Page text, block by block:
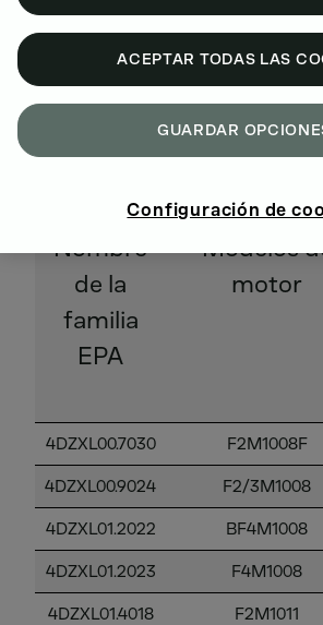
Nombre
de la
familia
EPA
Modelos
motor
4DZXL00.7030 F2M1008F
4DZXL00.9024 F2/3M1008
4DZXL01.2022 BF4M1008
4DZXL01.2023 F4M1008
4DZXL01.4018 F2M1011
ACEPTAR TODAS LAS
GUARDAR
Configuración de